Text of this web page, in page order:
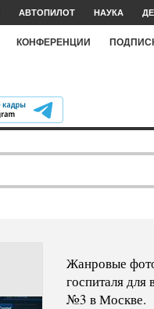
АВТОПИЛОТ НАУКА
КОНФЕРЕНЦИИ
Жанровые
госпиталя для
№3 в Москве.